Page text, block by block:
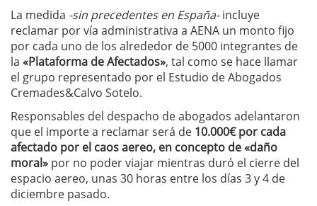
La medida -sin precedentes en España-incluye
reclamar por vía administrativa a AENA un monto fijo
por cada uno de los alrededor de 5000 integrantes de
la «Plataforma de Afectados», tal como se hace llamar
el grupo representado por el Estudio de Abogados
Cremades&Calvo Sotelo.
Responsables del despacho de abogados adelantaron
que el importe a reclamar será de 10.000€ por cada
afectado por el caos aereo, en concepto de «daño
moral» por no poder viajar mientras duró el cierre del
espacio aereo, unas 30 horas entre los días 3 y 4 de
diciembre pasado.